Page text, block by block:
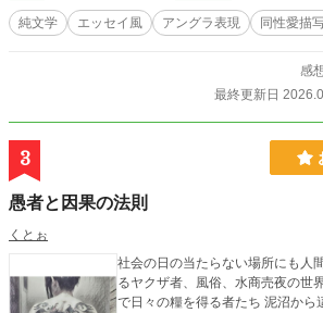
純文学 エッセイ風 アングラ表現 同性愛描
感
最終更新日
3
愚者と因果の法則
くとぉ
社会の日の当たらない場所にも人
るヤクザ者、風俗、水商売夜の世
で日々の糧を得る者たち 泥沼か